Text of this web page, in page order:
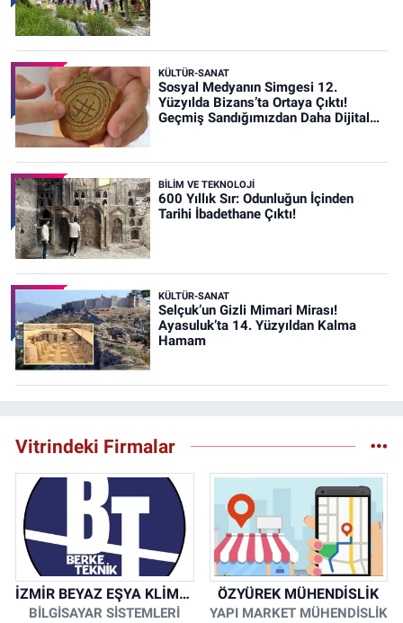
KÜLTÜR-SANAT
Sosyal Medyanın Simgesi 12.
Yüzyılda Bizans’ta Ortaya Çıktı!
Geçmiş Sandığımızdan Daha Dijital
BİLİM VE TEKNOLOJİ
600 Yıllık Sır: Odunluğun İçinden
Tarihi İbadethane Çıktı!
KÜLTÜR-SANAT
Selçuk’un Gizli Mimari Mirası!
Ayasuluk’ta 14. Yüzyıldan Kalma
Hamam
Vitrindeki Firmalar
İZMİR BEYAZ EŞYA KLİMA KOMBİ SERVİSİ
BİLGİSAYAR SİSTEMLERİ
ÖZYÜREK MÜHENDİSLİK
YAPI MARKET MÜHENDİSLİK